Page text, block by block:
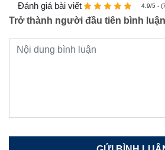
Đánh giá bài viết 4.9/5 -
Trở thành người đầu tiên bình